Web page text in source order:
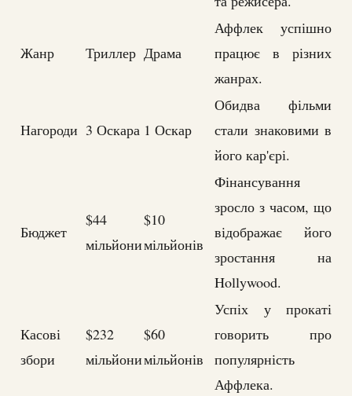
Жанр Триллер Драма
Аффлек успішно
працює в різних
жанрах.
Нагороди 3 Оскара 1 Оскар
Обидва фільми
стали знаковими в
його кар'єрі.
Бюджет
$44
мільйони
$10
мільйонів
Фінансування
зросло з часом, що
відображає його
зростання на
Hollywood.
Касові
збори
$232
мільйони
$60
мільйонів
Успіх у прокаті
говорить про
популярність
Аффлека.